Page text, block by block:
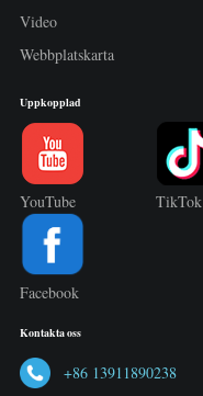
Video
Webbplatskarta
Uppkopplad
YouTube TikTok
Facebook
Kontakta oss
+86 13911890238